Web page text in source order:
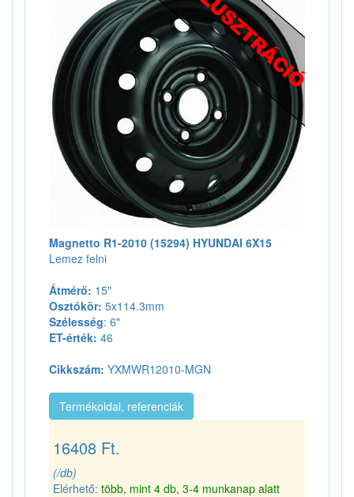
Magnetto R1-2010 (15294) HYUNDAI 6X15
Lemez felni
Átmérő: 15"
Osztókör: 5x114.3mm
Szélesség: 6"
ET-érték: 46
Cikkszám: YXMWR12010-MGN
Termékoldal, referenciák
16408 Ft.
(/db)
Elérhető: több, mint 4 db, 3-4 munkanap alatt